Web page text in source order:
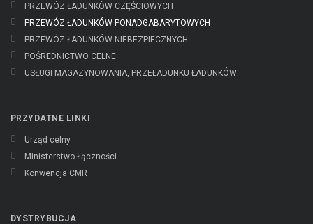
PRZEWÓZ ŁADUNKÓW CZĘŚCIOWYCH
PRZEWÓZ ŁADUNKÓW PONADGABARYTOWYCH
PRZEWÓZ ŁADUNKÓW NIEBEZPIECZNYCH
POŚREDNICTWO CELNE
USŁUGI MAGAZYNOWANIA, PRZEŁADUNKU ŁADUNKÓW
PRZYDATNE LINKI
Urząd celny
Ministerstwo Łączności
Konwencja CMR
DYSTRYBUCJA